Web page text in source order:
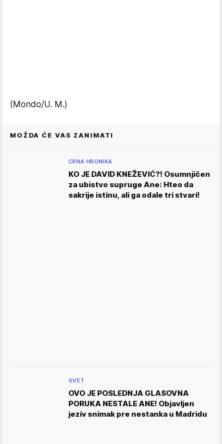
(Mondo/U. M.)
MOŽDA ĆE VAS ZANIMATI
CRNA HRONIKA
KO JE DAVID KNEŽEVIĆ?! Osumnjičen
za ubistvo supruge Ane: Hteo da
sakrije istinu, ali ga odale tri stvari!
SVET
OVO JE POSLEDNJA GLASOVNA
PORUKA NESTALE ANE! Objavljen
jeziv snimak pre nestanka u Madridu